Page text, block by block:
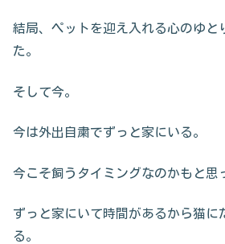
結局、ペットを迎え入れる心のゆと
た。
そして今。
今は外出自粛でずっと家にいる。
今こそ飼うタイミングなのかもと思
ずっと家にいて時間があるから猫に
る。